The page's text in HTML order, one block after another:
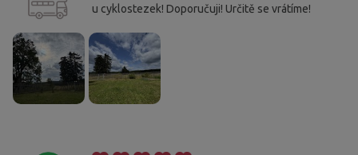
u cyklostezek! Doporučuji! Určitě se vrátíme!